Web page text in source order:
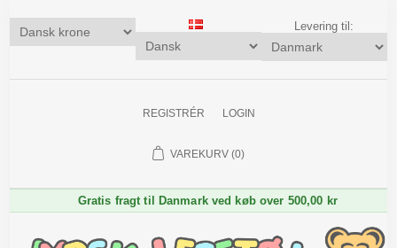
Levering til:
REGISTRÉR LOGIN
VAREKURV (0)
Gratis fragt til Danmark ved køb over 500,00 kr